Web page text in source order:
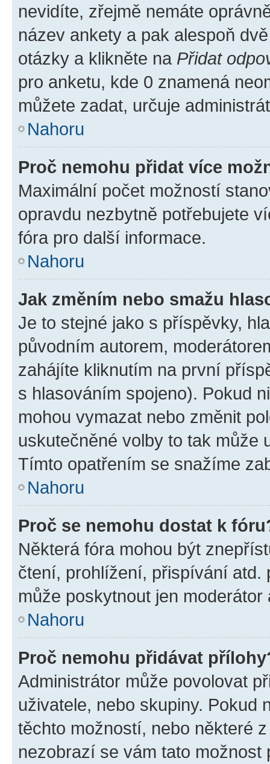
nevidíte, zřejmě nemáte
název ankety a pak alespoň
otázky a klikněte na Přidat
pro anketu, kde 0 znamená
můžete zadat, určuje
Nahoru
Proč nemohu přidat více
Maximální počet možností
opravdu nezbytně potřebujete
fóra pro další informace.
Nahoru
Jak změním nebo smažu
Je to stejné jako s příspěvky,
původním autorem,
zahájíte kliknutím na první
s hlasováním spojeno). Pokud
mohou vymazat nebo změnit
uskutečněné volby to tak může
Tímto opatřením se snažíme
Nahoru
Proč se nemohu dostat k
Některá fóra mohou být
čtení, prohlížení, přispívání atd.
může poskytnout jen
Nahoru
Proč nemohu přidávat
Administrátor může povolovat
uživatele, nebo skupiny. Pokud
těchto možností, nebo některé
nezobrazí se vám tato